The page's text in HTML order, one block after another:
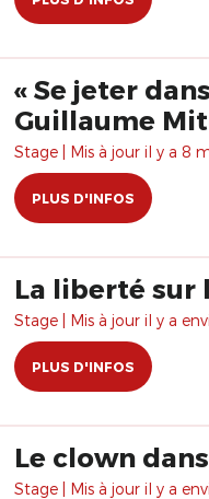
« Se jeter
Guillaume
Stage | Mis à jour il y a 8
PLUS D'INFOS
La liberté sur
Stage | Mis à jour il y a
PLUS D'INFOS
Le clown
Stage | Mis à jour il y a